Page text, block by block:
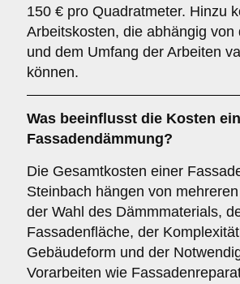
150 € pro Quadratmeter. Hinzu
Arbeitskosten, die abhängig von
und dem Umfang der Arbeiten
können.
Was beeinflusst die Kosten
Fassadendämmung?
Die Gesamtkosten einer
Steinbach hängen von
der Wahl des Dämmmaterials,
Fassadenfläche, der
Gebäudeform und der
Vorarbeiten wie